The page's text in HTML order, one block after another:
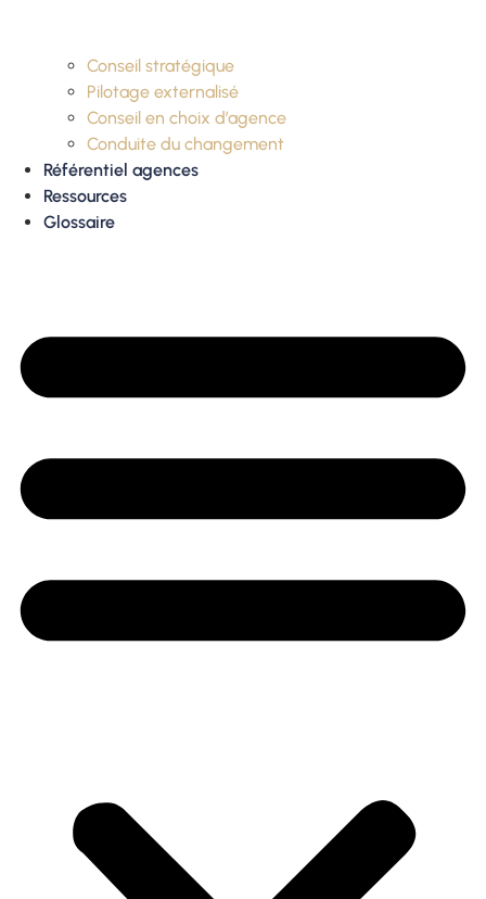
Conseil stratégique
Pilotage externalisé
Conseil en choix d’agence
Conduite du changement
Référentiel agences
Ressources
Glossaire